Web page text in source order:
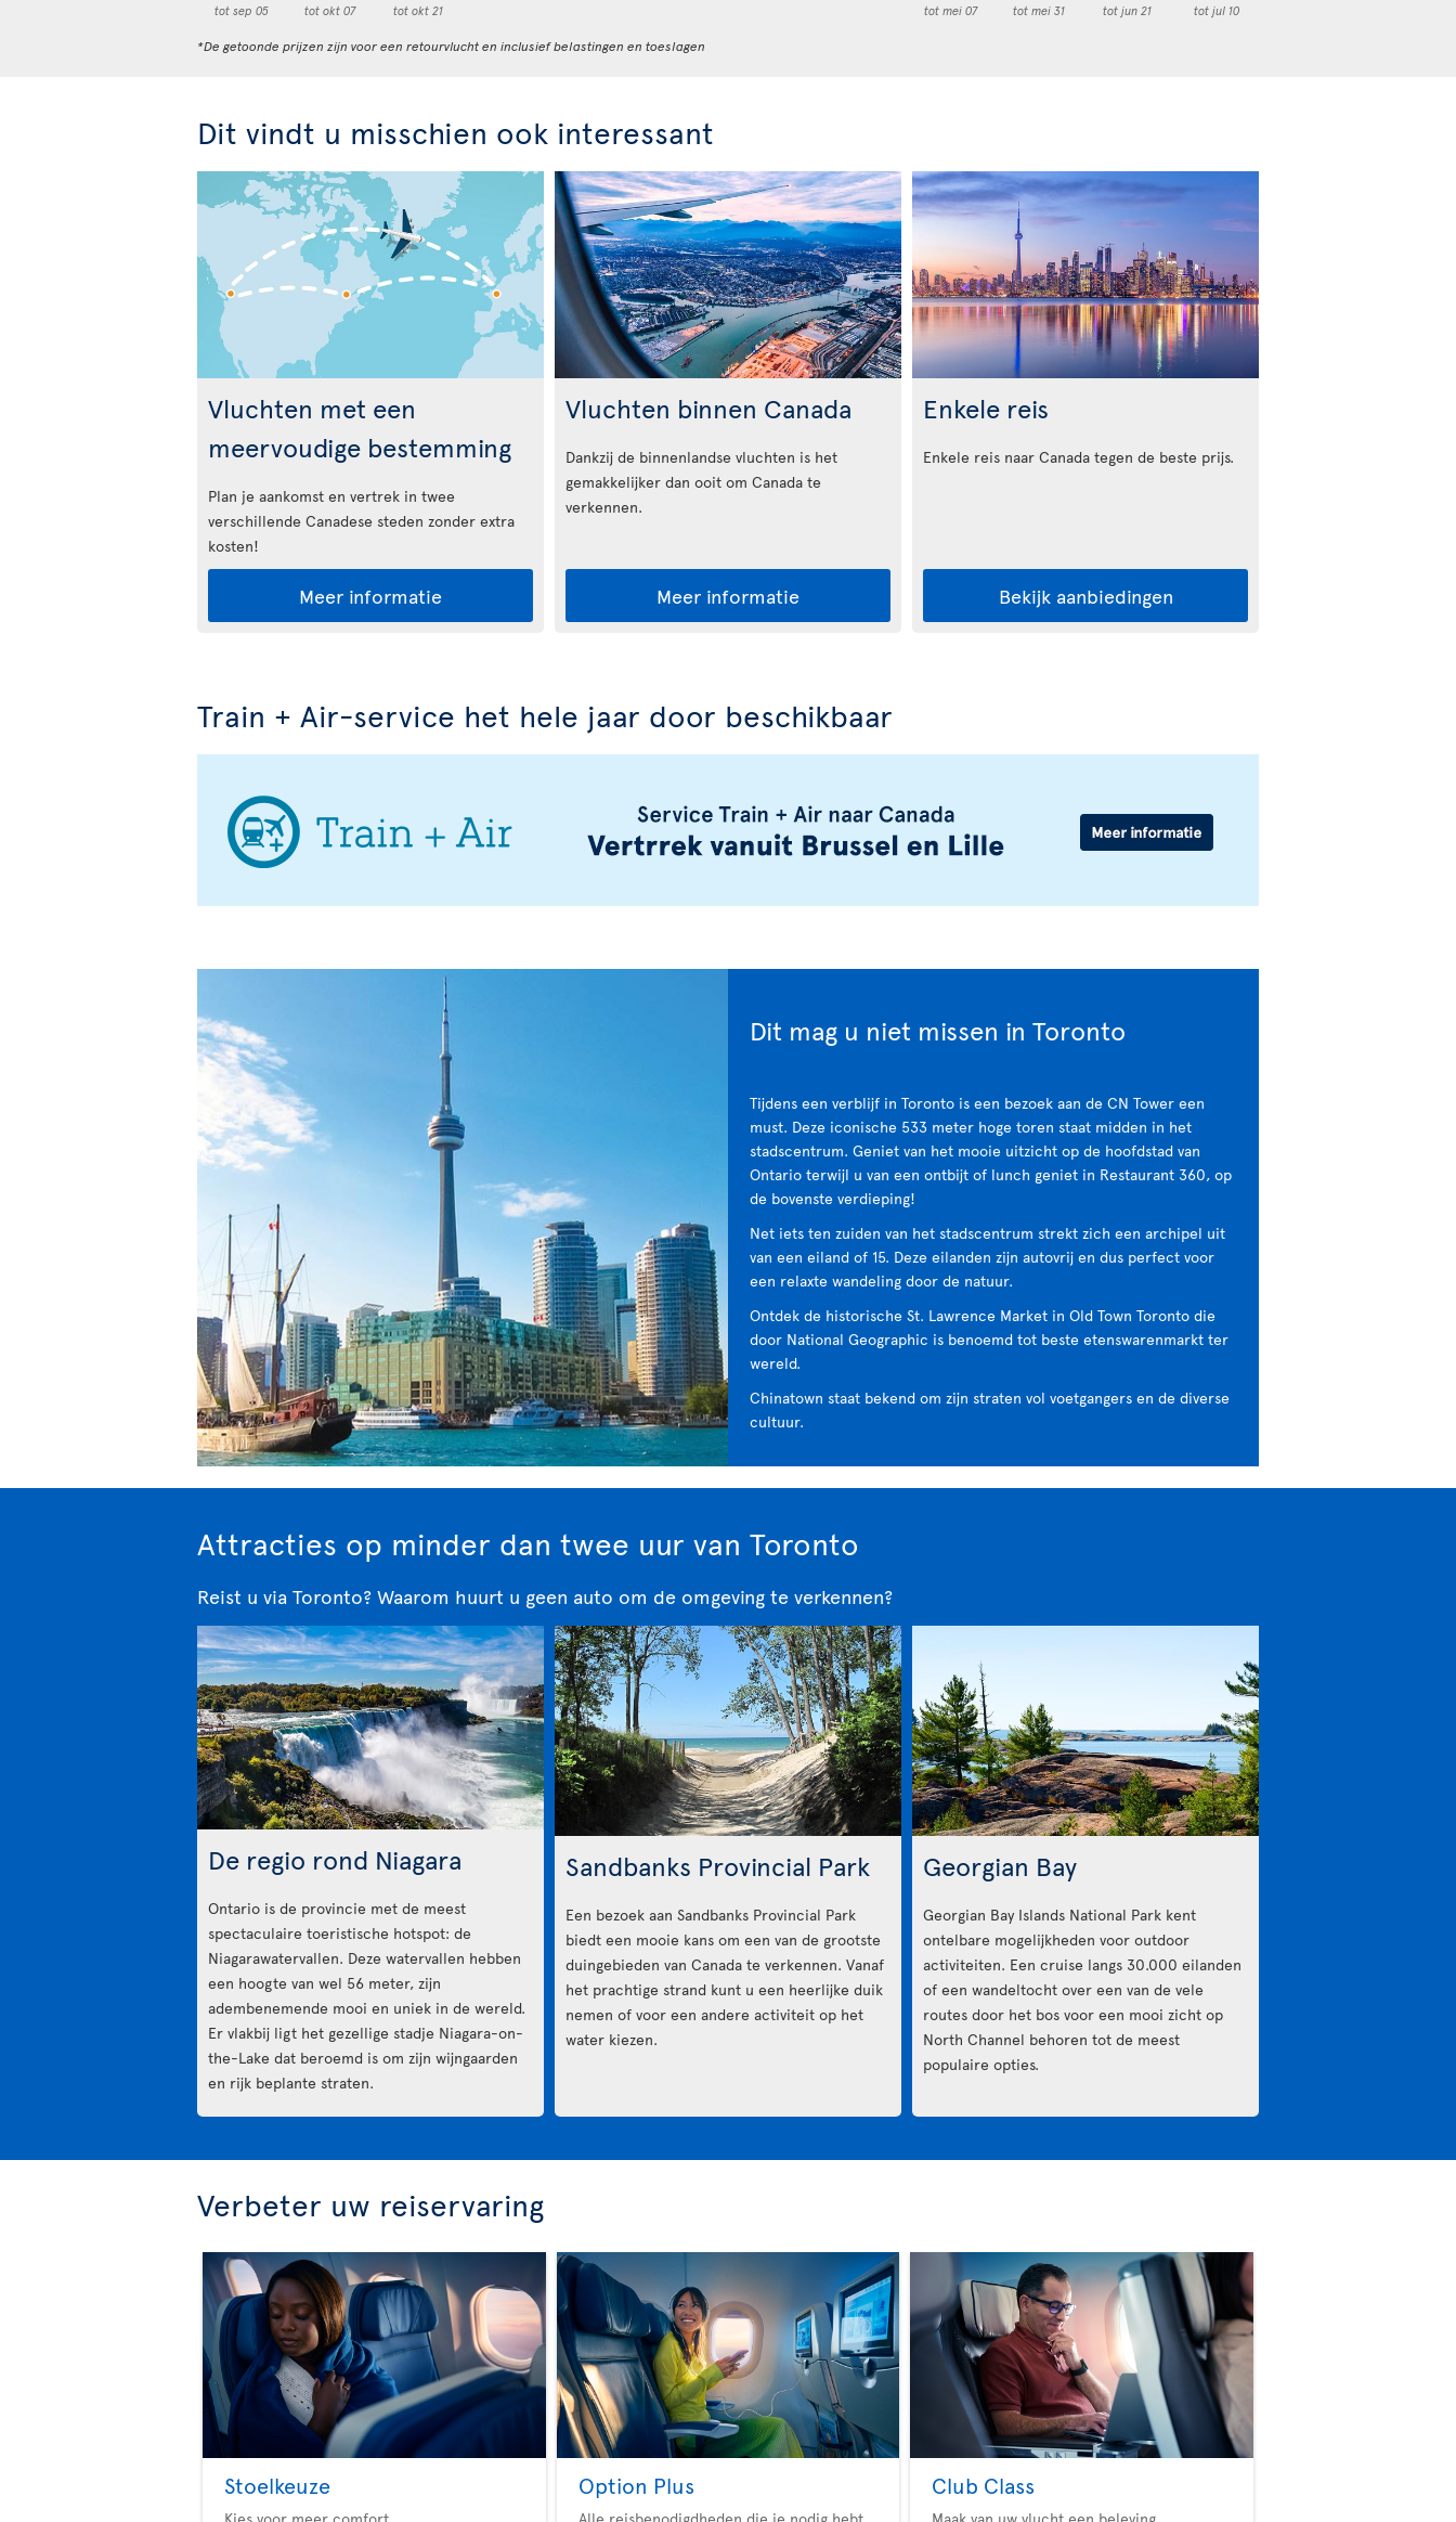
tot sep 05
tot okt 07
tot okt 21
tot mei 07
tot mei 31
tot jun 21
tot jul 10
*De getoonde prijzen zijn voor een retourvlucht en inclusief belastingen en toeslagen
Dit vindt u misschien ook interessant
Vluchten met een
meervoudige bestemming
Plan je aankomst en vertrek in twee
verschillende Canadese steden zonder extra
kosten!
Meer informatie
Vluchten binnen Canada
Dankzij de binnenlandse vluchten is het
gemakkelijker dan ooit om Canada te
verkennen.
Meer informatie
Enkele reis
Enkele reis naar Canada tegen de beste prijs.
Bekijk aanbiedingen
Train + Air-service het hele jaar door beschikbaar
Dit mag u niet missen in Toronto
Tijdens een verblijf in Toronto is een bezoek aan de CN Tower een
must. Deze iconische 533 meter hoge toren staat midden in het
stadscentrum. Geniet van het mooie uitzicht op de hoofdstad van
Ontario terwijl u van een ontbijt of lunch geniet in Restaurant 360, op
de bovenste verdieping!
Net iets ten zuiden van het stadscentrum strekt zich een archipel uit
van een eiland of 15. Deze eilanden zijn autovrij en dus perfect voor
een relaxte wandeling door de natuur.
Ontdek de historische St. Lawrence Market in Old Town Toronto die
door National Geographic is benoemd tot beste etenswarenmarkt ter
wereld.
Chinatown staat bekend om zijn straten vol voetgangers en de diverse
cultuur.
Attracties op minder dan twee uur van Toronto
Reist u via Toronto? Waarom huurt u geen auto om de omgeving te verkennen?
De regio rond Niagara
Ontario is de provincie met de meest
spectaculaire toeristische hotspot: de
Niagarawatervallen. Deze watervallen hebben
een hoogte van wel 56 meter, zijn
adembenemende mooi en uniek in de wereld.
Er vlakbij ligt het gezellige stadje Niagara-on-
the-Lake dat beroemd is om zijn wijngaarden
en rijk beplante straten.
Sandbanks Provincial Park
Een bezoek aan Sandbanks Provincial Park
biedt een mooie kans om een van de grootste
duingebieden van Canada te verkennen. Vanaf
het prachtige strand kunt u een heerlijke duik
nemen of voor een andere activiteit op het
water kiezen.
Georgian Bay
Georgian Bay Islands National Park kent
ontelbare mogelijkheden voor outdoor
activiteiten. Een cruise langs 30.000 eilanden
of een wandeltocht over een van de vele
routes door het bos voor een mooi zicht op
North Channel behoren tot de meest
populaire opties.
Verbeter uw reiservaring
Stoelkeuze Option Plus Club Class